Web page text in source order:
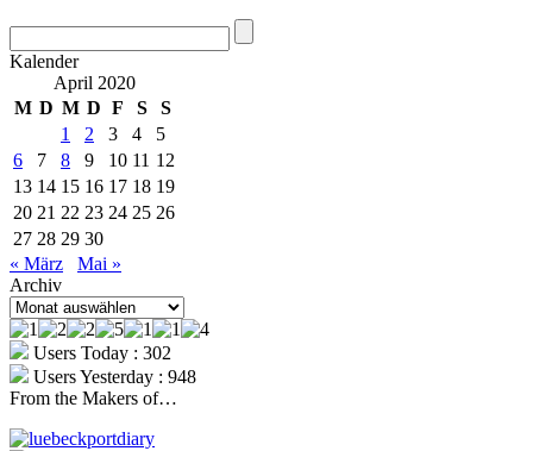
Kalender
April 2020
M D M D F S
S
1
2 3 4
5
6
7 8 9 10 11 12
13 14 15 16 17 18 19
20 21 22 23 24 25 26
27 28 29 30
« März
Mai »
Archiv
Archiv
Users Today : 302
Users Yesterday : 948
From the Makers of…